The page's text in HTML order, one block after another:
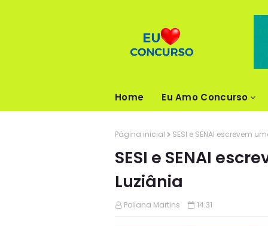
Home Eu Amo Concurso
Página inicial SESI e SENAI escrevem
SESI e SENAI
Luziânia
Poliana Martins 14:31